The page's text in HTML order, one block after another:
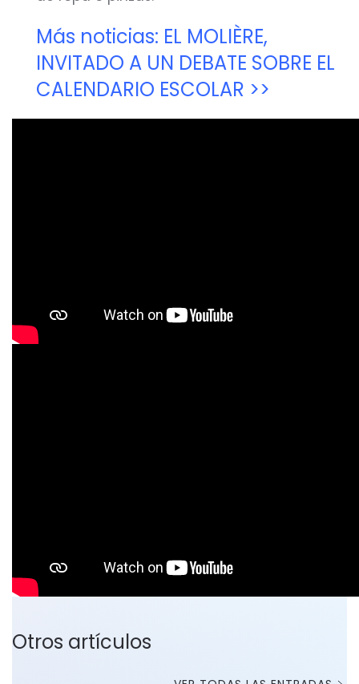
Más noticias: EL MOLIÈRE,
INVITADO A UN DEBATE SOBRE EL
CALENDARIO ESCOLAR >>
Otros artículos